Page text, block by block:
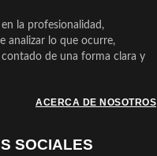
la profesionalidad,
analizar lo que ocurre,
de una forma clara y
ACERCA DE NOSOTROS
SOCIALES